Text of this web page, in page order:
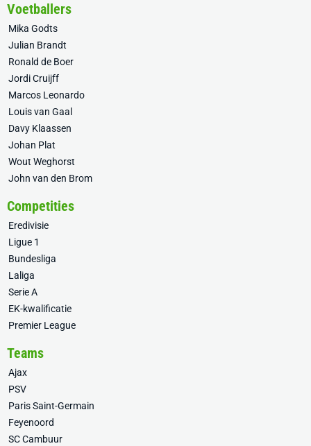
Voetballers
Mika Godts
Julian Brandt
Ronald de Boer
Jordi Cruijff
Marcos Leonardo
Louis van Gaal
Davy Klaassen
Johan Plat
Wout Weghorst
John van den Brom
Competities
Eredivisie
Ligue 1
Bundesliga
Laliga
Serie A
EK-kwalificatie
Premier League
Teams
Ajax
PSV
Paris Saint-Germain
Feyenoord
SC Cambuur